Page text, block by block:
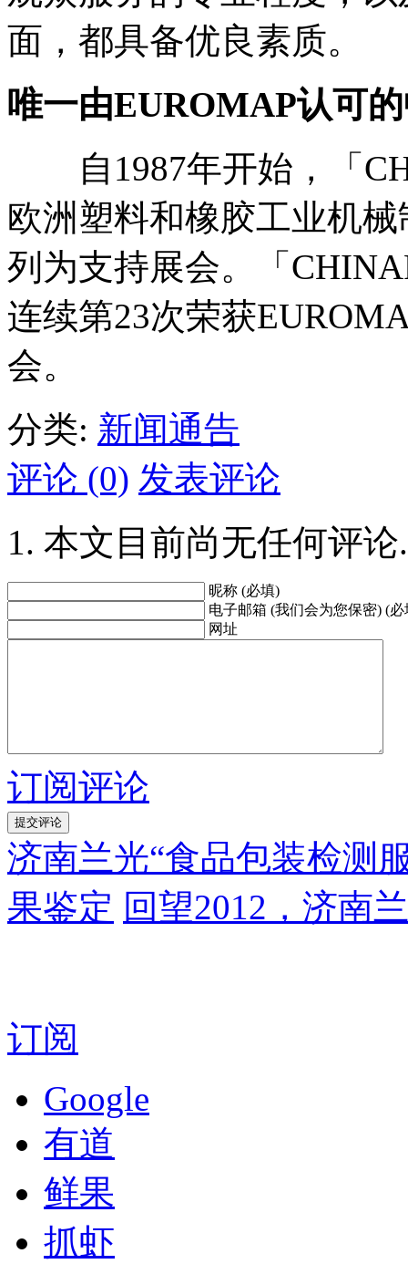
面，都具备优良素质。
唯一由EUROMAP认可
自1987年开始，「
欧洲塑料和橡胶工业机
列为支持展会。「
连续第23次荣获
会。
分类: 新闻通告
评论 (0) 发表评论
本文目前尚无任何评论.
昵称 (必填)
电子邮箱 (我们会为您保密) (必
网址
订阅评论
济南兰光“食品包装检测
果鉴定 回望2012，济南
订阅
Google
有道
鲜果
抓虾